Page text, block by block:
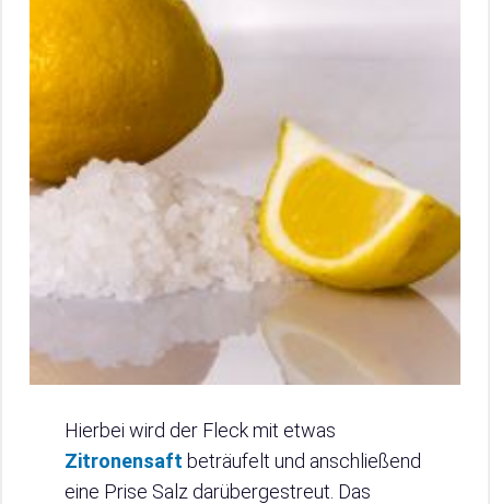
Hierbei wird der Fleck mit etwas
Zitronensaft beträufelt und anschließend
eine Prise Salz darübergestreut. Das